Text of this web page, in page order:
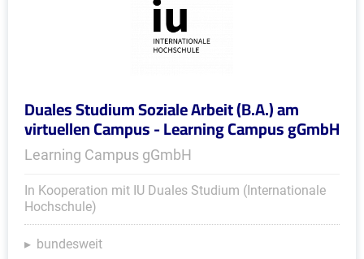
Duales Studium Soziale Arbeit (B.A.) am
virtuellen Campus - Learning Campus gGmbH
Learning Campus gGmbH
In Kooperation mit IU Duales Studium (Internationale
Hochschule)
bundesweit